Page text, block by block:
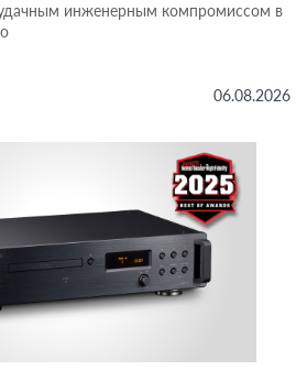
инженерным компромиссом в
06.08.2026